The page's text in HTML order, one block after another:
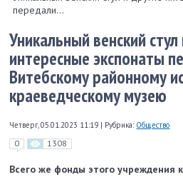
передали...
Уникальный венский стул
интересные экспонаты
Витебскому районному
краеведческому музею
Четверг, 05.01.2023 11:19 | Рубрика: Общество
0 1308
Всего же фонды этого учреждения